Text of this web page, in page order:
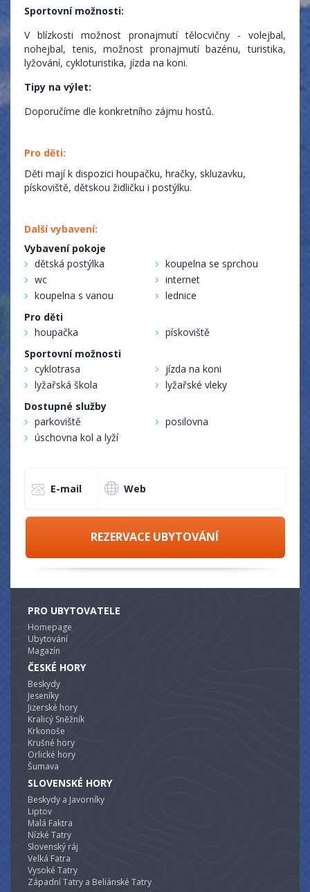
Sportovní možnosti:
V blízkosti možnost pronajmutí tělocvičny - volejbal,
nohejbal, tenis, možnost pronajmutí bazénu, turistika,
lyžování, cykloturistika, jízda na koni.
Tipy na výlet:
Doporučíme dle konkretního zájmu hostů.
Pro děti:
Děti mají k dispozici houpačku, hračky, skluzavku,
pískoviště, dětskou židličku i postýlku.
Další vybavení:
Vybavení pokoje
dětská postýlka
koupelna se sprchou
wc
internet
koupelna s vanou
lednice
Pro děti
houpačka
pískoviště
Sportovní možnosti
cyklotrasa
jízda na koni
lyžařská škola
lyžařské vleky
Dostupné služby
parkoviště
posilovna
úschovna kol a lyží
E-mail Web
REZERVACE UBYTOVÁNÍ
PRO UBYTOVATELE
Homepage
Ubytování
Magazín
ČESKÉ HORY
Beskydy
Jeseníky
Jizerské hory
Kralicý Sněžník
Krkonoše
Krušné hory
Orlické hory
Šumava
SLOVENSKÉ HORY
Beskydy a Javorníky
Liptov
Malá Faktra
Nízké Tatry
Slovenský ráj
Velká Fatra
Vysoké Tatry
Západní Tatry a Beliánské Tatry